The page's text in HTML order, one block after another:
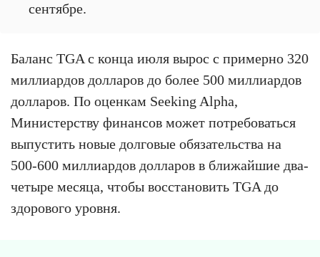
сентябре.
Баланс TGA с конца июля вырос с примерно 320
миллиардов долларов до более 500 миллиардов
долларов. По оценкам Seeking Alpha,
Министерству финансов может потребоваться
выпустить новые долговые обязательства на
500-600 миллиардов долларов в ближайшие два-
четыре месяца, чтобы восстановить TGA до
здорового уровня.